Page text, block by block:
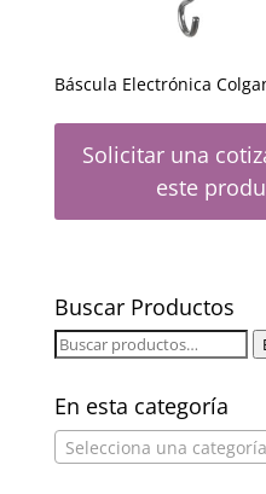
Báscula Electrónica
Solicitar una
este
Buscar Productos
Buscar
En esta categoría
Selecciona una categoría